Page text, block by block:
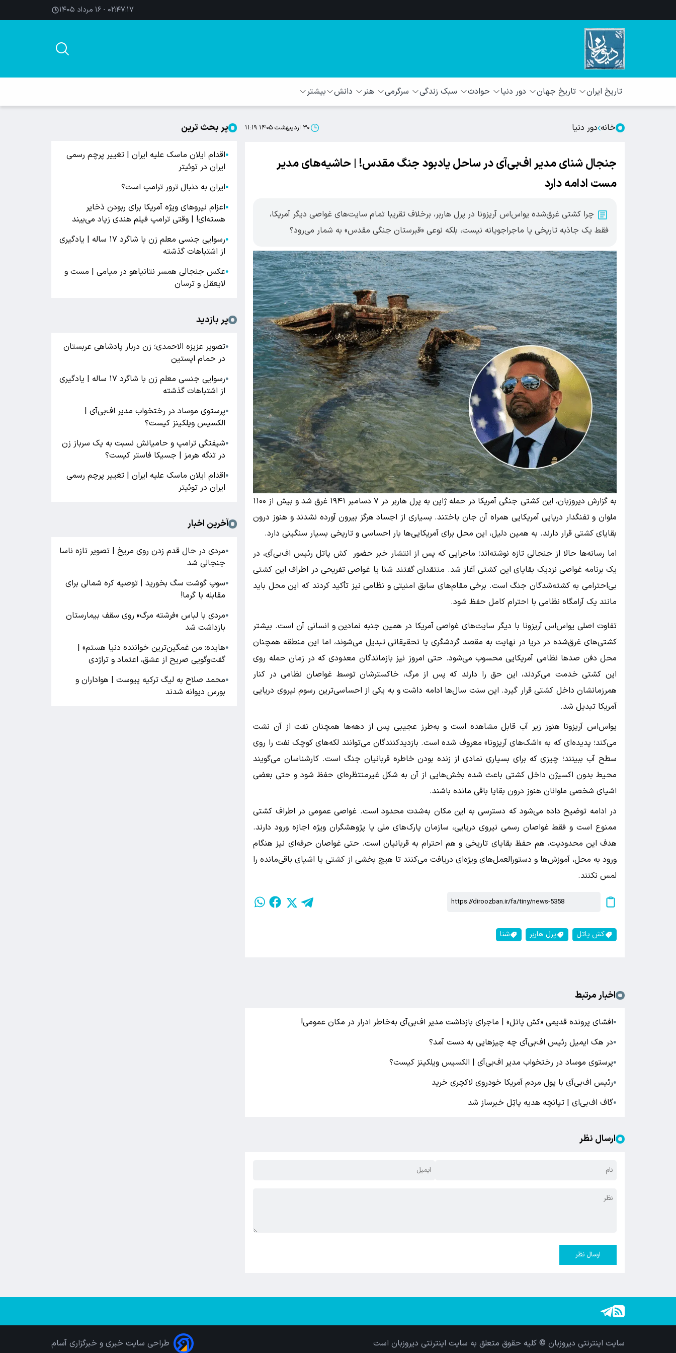
۰۲:۴۷:۱۸ - ۱۶ مرداد ۱۴۰۵
تاریخ ایران تاریخ جهان دور دنیا حوادث سبک زندگی سرگرمی هنر دانش بیشتر
خانه دور دنیا ۳۰ اردیبهشت ۱۴۰۵ ۱۱:۱۹
جنجال شنای مدیر اف‌بی‌آی در ساحل یادبود جنگ مقدس! | حاشیه‌های مدیر
مست ادامه دارد
چرا کشتی غرق‌شده یو‌اس‌اس آریزونا در پرل هاربر، برخلاف تقریبا تمام سایت‌های غواصی دیگر آمریکا،
فقط یک جاذبه تاریخی یا ماجراجویانه نیست، بلکه نوعی «قبرستان جنگی مقدس» به شمار می‌رود؟
به گزارش دیروزبان، این کشتی جنگی آمریکا در حمله ژاپن به پرل هاربر در ۷ دسامبر ۱۹۴۱ غرق شد و بیش از ۱۱۰۰
ملوان و تفنگدار دریایی آمریکایی همراه آن جان باختند. بسیاری از اجساد هرگز بیرون آورده نشدند و هنوز درون
بقایای کشتی قرار دارند. به همین دلیل، این محل برای آمریکایی‌ها بار احساسی و تاریخی بسیار سنگینی دارد.
اما رسانه‌ها حالا از جنجالی تازه نوشته‌اند؛ ماجرایی که پس از انتشار خبر حضور کش پاتل رئیس اف‌بی‌آی، در
یک برنامه غواصی نزدیک بقایای این کشتی آغاز شد. منتقدان گفتند شنا یا غواصی تفریحی در اطراف این کشتی
بی‌احترامی به کشته‌شدگان جنگ است. برخی مقام‌های سابق امنیتی و نظامی نیز تأکید کردند که این محل باید
مانند یک آرامگاه نظامی با احترام کامل حفظ شود.
تفاوت اصلی یواس‌اس آریزونا با دیگر سایت‌های غواصی آمریکا در همین جنبه نمادین و انسانی آن است. بیشتر
کشتی‌های غرق‌شده در دریا در نهایت به مقصد گردشگری یا تحقیقاتی تبدیل می‌شوند، اما این منطقه همچنان
محل دفن صدها نظامی آمریکایی محسوب می‌شود. حتی امروز نیز بازماندگان معدودی که در زمان حمله روی
این کشتی خدمت می‌کردند، این حق را دارند که پس از مرگ، خاکسترشان توسط غواصان نظامی در کنار
همرزمانشان داخل کشتی قرار گیرد. این سنت سال‌ها ادامه داشت و به یکی از احساسی‌ترین رسوم نیروی دریایی
آمریکا تبدیل شد.
یواس‌اس آریزونا هنوز زیر آب قابل مشاهده است و به‌طرز عجیبی پس از دهه‌ها همچنان نفت از آن نشت
می‌کند؛ پدیده‌ای که به «اشک‌های آریزونا» معروف شده است. بازدیدکنندگان می‌توانند لکه‌های کوچک نفت را روی
سطح آب ببینند؛ چیزی که برای بسیاری نمادی از زنده بودن خاطره قربانیان جنگ است. کارشناسان می‌گویند
محیط بدون اکسیژن داخل کشتی باعث شده بخش‌هایی از آن به شکل غیرمنتظره‌ای حفظ شود و حتی بعضی
اشیای شخصی ملوانان هنوز درون بقایا باقی مانده باشند.
در ادامه توضیح داده می‌شود که دسترسی به این مکان به‌شدت محدود است. غواصی عمومی در اطراف کشتی
ممنوع است و فقط غواصان رسمی نیروی دریایی، سازمان پارک‌های ملی یا پژوهشگران ویژه اجازه ورود دارند.
هدف این محدودیت، هم حفظ بقایای تاریخی و هم احترام به قربانیان است. حتی غواصان حرفه‌ای نیز هنگام
ورود به محل، آموزش‌ها و دستورالعمل‌های ویژه‌ای دریافت می‌کنند تا هیچ بخشی از کشتی یا اشیای باقی‌مانده را
لمس نکنند.
کش پاتل پرل هاربر شنا
اخبار مرتبط
●افشای پرونده قدیمی «کش پاتل» | ماجرای بازداشت مدیر اف‌بی‌آی به‌خاطر ادرار در مکان عمومی!
●در هک ایمیل رئیس اف‌بی‌آی چه چیزهایی به دست آمد؟
●پرستوی موساد در رختخواب مدیر اف‌بی‌آی | الکسیس ویلکینز کیست؟
●رئیس اف‌بی‌آی با پول مردم آمریکا خودروی لاکچری خرید
●گاف اف‌بی‌ای | تپانچه هدیه پاتِل خبرساز شد
ارسال نظر
ارسال نظر
پر بحث ترین
●اقدام ایلان ماسک علیه ایران | تغییر پرچم رسمی
ایران در توئیتر
●ایران به دنبال ترور ترامپ است؟
●اعزام نیروهای ویژه آمریکا برای ربودن ذخایر
هسته‌ای! | وقتی ترامپ فیلم هندی زیاد می‌بیند
●
رسوایی جنسی معلم زن با شاگرد ۱۷ ساله | یادگیری
از اشتباهات گذشته
●عکس جنجالی همسر نتانیاهو در میامی | مست و
لایعقل و ترسان
پر بازدید
●تصویر عزیزه الاحمدی؛ زن دربار پادشاهی عربستان
در حمام اپستین
●
رسوایی جنسی معلم زن با شاگرد ۱۷ ساله | یادگیری
از اشتباهات گذشته
●پرستوی موساد در رختخواب مدیر اف‌بی‌آی |
الکسیس ویلکینز کیست؟
●شیفتگی ترامپ و حامیانش نسبت به یک سرباز زن
در تنگه هرمز | جسیکا فاستر کیست؟
●اقدام ایلان ماسک علیه ایران | تغییر پرچم رسمی
ایران در توئیتر
آخرین اخبار
●مردی در حال قدم زدن روی مریخ | تصویر تازه ناسا
جنجالی شد
●سوپ گوشت سگ بخورید | توصیه کره شمالی برای
مقابله با گرما!
●مردی با لباس «فرشته مرگ» روی سقف بیمارستان
بازداشت شد
●هایده: من غمگین‌ترین خواننده دنیا هستم» |
گفت‌وگویی صریح از عشق، اعتماد و تراژدی
●محمد صلاح به لیگ ترکیه پیوست | هواداران و
بورس دیوانه شدند
سایت اینترنتی دیروزبان © کلیه حقوق متعلق به سایت اینترنتی دیروزبان است طراحی سایت خبری و خبرگزاری آسام